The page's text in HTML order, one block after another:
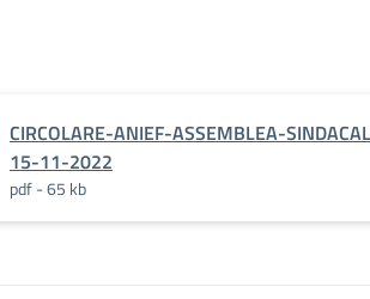
CIRCOLARE-ANIEF-ASSEMBLEA-
15-11-2022
pdf - 65 kb